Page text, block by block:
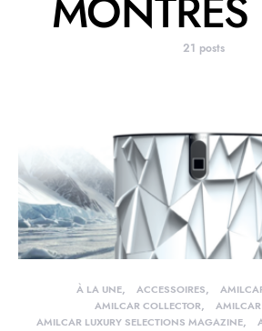
MONTRES
21 posts
À LA UNE ACCESSOIRES
AMILCAR COLLECTOR
AMILCAR LUXURY SELECTIONS MAGAZINE